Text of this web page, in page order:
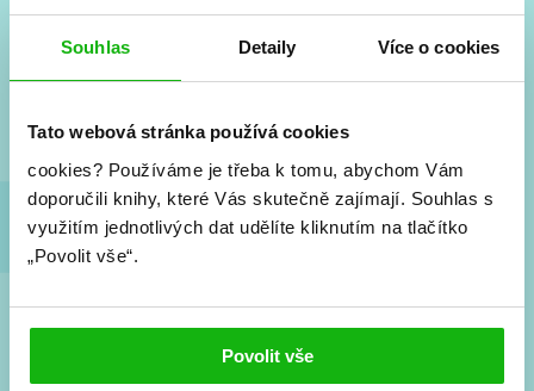
Souhlas Detaily Více o cookies
Tato webová stránka používá cookies
cookies? Používáme je třeba k tomu, abychom Vám
doporučili knihy, které Vás skutečně zajímají. Souhlas s
využitím jednotlivých dat udělíte kliknutím na tlačítko
„Povolit vše“.
Povolit vše
Vše kolem #youngadult každý měsíc rovnou do mailu!
a seriálové adaptace a další.
Souhlasím spodmínkami zpracování osobních údajů